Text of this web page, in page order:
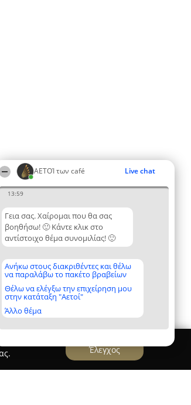
ΑΕΤΟΊ των café Live chat
13:59
Γεια σας. Χαίρομαι που θα σας
βοηθήσω! 🙂 Κάντε κλικ στο
αντίστοιχο θέμα συνομιλίας! 🙂
Ανήκω στους διακριθέντες και θέλω
να παραλάβω το πακέτο βραβείων
Θέλω να ελέγξω την επιχείρηση μου
στην κατάταξη "Αετοί"
Άλλο θέμα
Έλεγχος